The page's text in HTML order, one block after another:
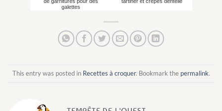
galettes
This entry was posted in Recettes à croquer. Bookmark the permalink.